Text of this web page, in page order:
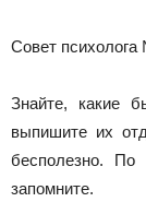
Совет
Знайте, какие
выпишите их
бесполезно.
запомните.